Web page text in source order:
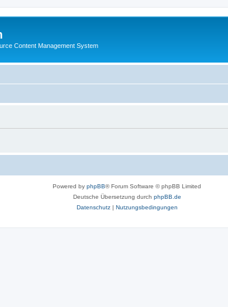
Content Management System
Powered by phpBB® Forum Software © phpBB Limited
Deutsche Übersetzung durch phpBB.de
Datenschutz| Nutzungsbedingungen